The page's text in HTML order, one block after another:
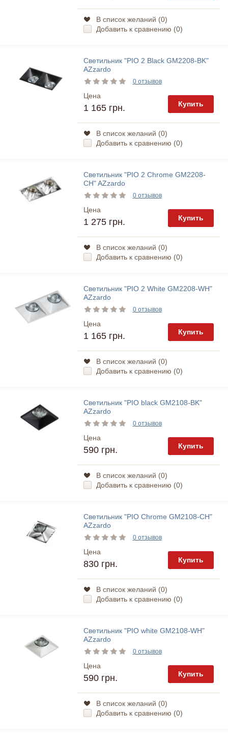
В список желаний (0)
Добавить к сравнению (0)
Светильник "PIO 2 Black GM2208-BK"
AZzardo
0 отзывов
Цена
1 165 грн. Купить
В список желаний (0)
Добавить к сравнению (0)
Светильник "PIO 2 Chrome GM2208-
CH" AZzardo
0 отзывов
Цена
1 275 грн. Купить
В список желаний (0)
Добавить к сравнению (0)
Светильник "PIO 2 White GM2208-WH"
AZzardo
0 отзывов
Цена
1 165 грн. Купить
В список желаний (0)
Добавить к сравнению (0)
Светильник "PIO black GM2108-BK"
AZzardo
0 отзывов
Цена
590 грн. Купить
В список желаний (0)
Добавить к сравнению (0)
Светильник "PIO Chrome GM2108-CH"
AZzardo
0 отзывов
Цена
830 грн. Купить
В список желаний (0)
Добавить к сравнению (0)
Светильник "PIO white GM2108-WH"
AZzardo
0 отзывов
Цена
590 грн. Купить
В список желаний (0)
Добавить к сравнению (0)